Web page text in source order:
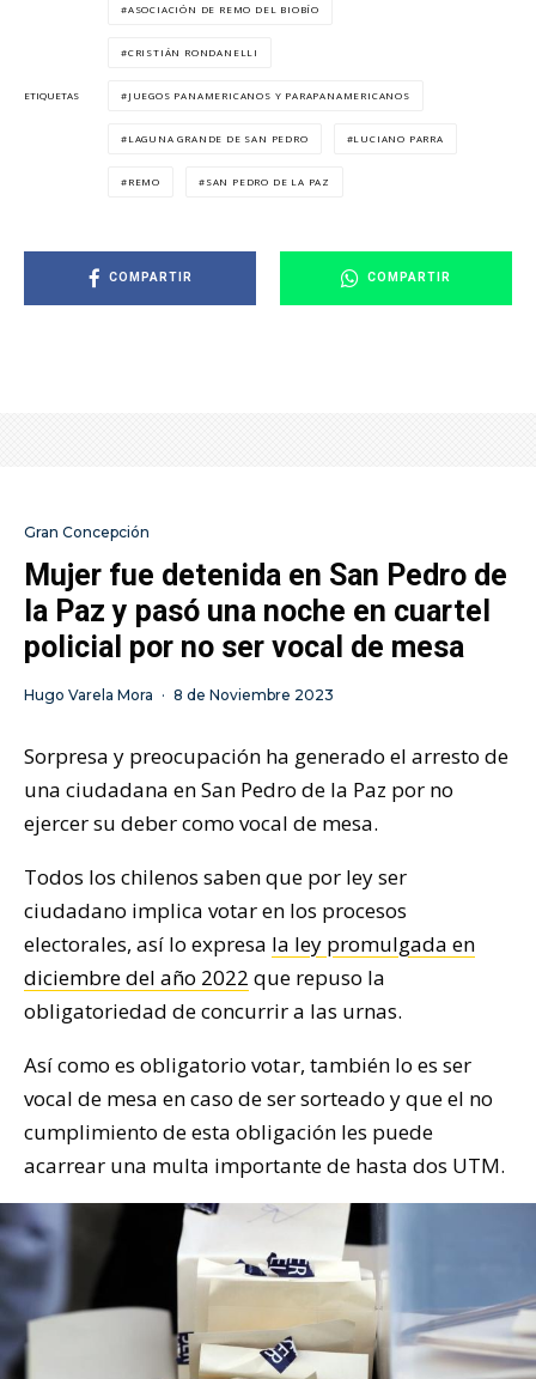
ETIQUETAS
ASOCIACIÓN DE REMO DEL BIOBÍO
CRISTIÁN RONDANELLI
JUEGOS PANAMERICANOS Y PARAPANAMERICANOS
LAGUNA GRANDE DE SAN PEDRO LUCIANO PARRA
REMO SAN PEDRO DE LA PAZ
COMPARTIR COMPARTIR
Gran Concepción
Mujer fue detenida en San Pedro de
la Paz y pasó una noche en cuartel
policial por no ser vocal de mesa
Hugo Varela Mora · 8 de Noviembre 2023
Sorpresa y preocupación ha generado el arresto de
una ciudadana en San Pedro de la Paz por no
ejercer su deber como vocal de mesa.
Todos los chilenos saben que por ley ser
ciudadano implica votar en los procesos
electorales, así lo expresa la ley promulgada en
diciembre del año 2022 que repuso la
obligatoriedad de concurrir a las urnas.
Así como es obligatorio votar, también lo es ser
vocal de mesa en caso de ser sorteado y que el no
cumplimiento de esta obligación les puede
acarrear una multa importante de hasta dos UTM.